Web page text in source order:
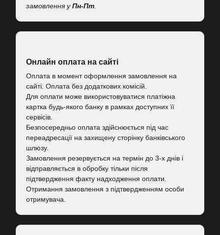
замовлення уПн-Пт
Онлайн оплата на сайті
Оплата в момент оформлення замовлення на
сайті. Оплата без додаткових комісій.
Для оплати може використовуватися платіжна
картка будь-якого банку в рамках доступних її
сервісів.
Безпосередньо оплата здійснюється під час
переадресації на захищену сторінку банківського
шлюзу.
Замовлення резервується на термін до 3-х днів і
відправляється в обробку тільки після
підтвердження факту надходження оплати.
Отримання замовлення з підтвердженням особи
отримувача.